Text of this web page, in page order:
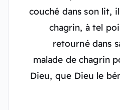
couché dans son lit,
chagrin, à tel
retourné dans
malade de chagrin
Dieu, que Dieu le